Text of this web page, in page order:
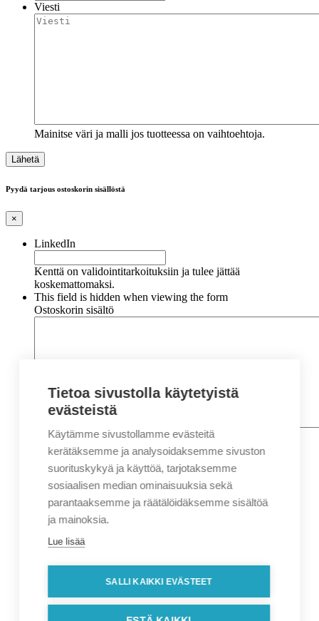
Viesti
Mainitse väri ja malli jos tuotteessa on vaihtoehtoja.
Pyydä tarjous ostoskorin sisällöstä
×
LinkedIn
Kenttä on validointitarkoituksiin ja tulee jättää
koskemattomaksi.
This field is hidden when viewing the form
Ostoskorin sisältö
Nimi*
Etunimi
Sukunimi
Sähköposti*
Puhelin*
Osoitetiedot
Lähiosoite
Postinumero
Tietoa sivustolla käytetyistä
evästeistä
Käytämme sivustollamme evästeitä
kerätäksemme ja analysoidaksemme sivuston
suorituskykyä ja käyttöä, tarjotaksemme
sosiaalisen median ominaisuuksia sekä
parantaaksemme ja räätälöidäksemme sisältöä
ja mainoksia.
Lue lisää
SALLI KAIKKI EVÄSTEET